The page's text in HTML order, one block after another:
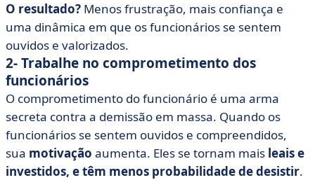
O resultado? Menos frustração, mais confiança e
uma dinâmica em que os funcionários se sentem
ouvidos e valorizados.
2- Trabalhe no comprometimento dos
funcionários
O comprometimento do funcionário é uma arma
secreta contra a demissão em massa. Quando os
funcionários se sentem ouvidos e compreendidos,
sua motivação aumenta. Eles se tornam mais leais e
investidos, e têm menos probabilidade de desistir.